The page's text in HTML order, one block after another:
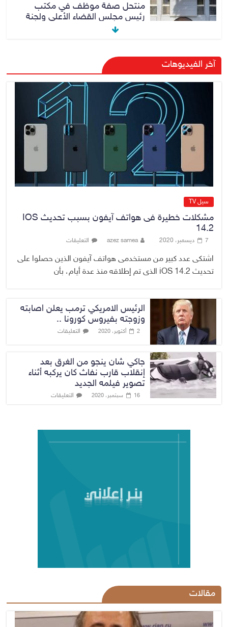
منتحل صفة موظف في مكتب
رئيس مجلس القضاء الأعلى ولجنة
مكافحة الفساد المركزية
الدخيل والكريم يفتتحان معمل
«ألبسة ولدي» للنسيج في مدينة
الموصل بعد إعادة تأهيله
10 أغسطس، 2026 No Comment
رئيس مجلس القضاء الأعلى يستلم
التقرير السنوي لديوان الرقابة المالية
الاتحادي لسنة 2025
10 أغسطس، 2026
آخر الفيديوهات
سيل TV
مشكلات خطيرة فى هواتف آيفون بسبب تحديث IOS
14.2
7 ديسمبر، 2020 azez samea التعليقات
اشتكى عدد كبير من مستخدمى هواتف آيفون الذين حصلوا على
تحديث iOS 14.2 الذى تم إطلاقه منذ عدة أيام، بأن
الرئيس الامريكي ترمب يعلن اصابته
وزوجته بفيروس كورونا ..
2 أكتوبر، 2020 التعليقات
جاكي شان ينجو من الغرق بعد
إنقلاب قارب نفاث كان يركبه أثناء
تصوير فيلمه الجديد
16 سبتمبر، 2020 التعليقات
مقالات